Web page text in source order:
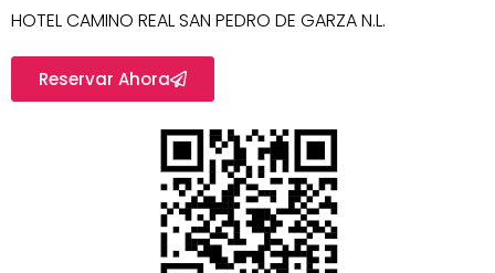
HOTEL CAMINO REAL SAN PEDRO DE GARZA N.L.
Reservar Ahora